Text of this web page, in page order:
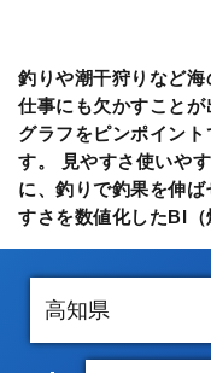
釣りや潮干狩りなど
仕事にも欠かすこと
グラフをピンポイン
す。 見やすさ使いや
に、釣りで釣果を伸
すさを数値化したBI（